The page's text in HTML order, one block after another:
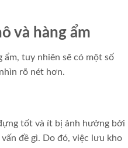
và hàng ẩm
ẩm, tuy nhiên sẽ có một số
rõ nét hơn.
tốt và ít bị ảnh hưởng bởi
đề gì. Do đó, việc lưu kho